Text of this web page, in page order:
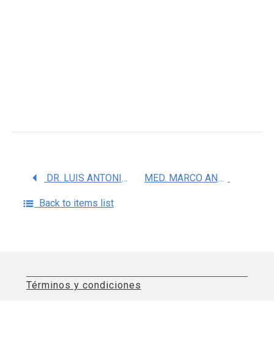
DR. LUIS ANTONIO TRISTAN LOPEZ MED. MARCO ANTONIO ZENTENO CASTELLANOS
Back to items list
Términos y condiciones